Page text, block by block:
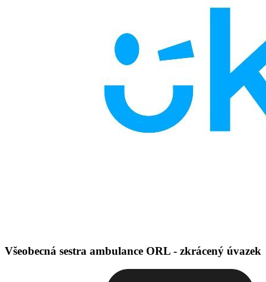
Všeobecná sestra ambulance ORL - zkrácený úvazek